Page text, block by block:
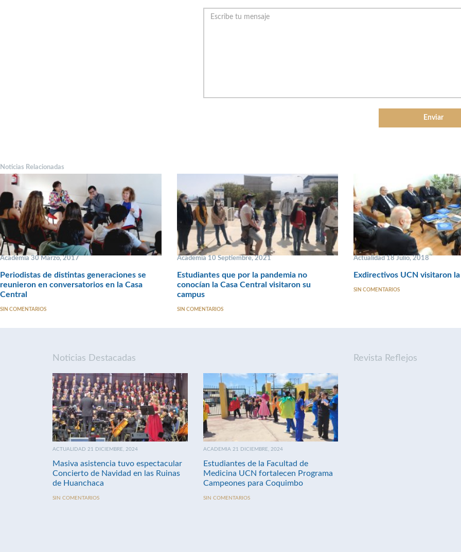
Noticias Relacionadas
Academia 30 Marzo, 2017
Periodistas de distintas generaciones se
reunieron en conversatorios en la Casa
Central
SIN COMENTARIOS
Academia 10 Septiembre, 2021
Estudiantes que por la pandemia no
conocían la Casa Central visitaron su
campus
SIN COMENTARIOS
Actualidad 18 Julio, 2018
Exdirectivos UCN visitaron la
SIN COMENTARIOS
Noticias Destacadas
ACTUALIDAD 21 DICIEMBRE, 2024
Masiva asistencia tuvo espectacular
Concierto de Navidad en las Ruinas
de Huanchaca
SIN COMENTARIOS
ACADEMIA 21 DICIEMBRE, 2024
Estudiantes de la Facultad de
Medicina UCN fortalecen Programa
Campeones para Coquimbo
SIN COMENTARIOS
Revista Reflejos